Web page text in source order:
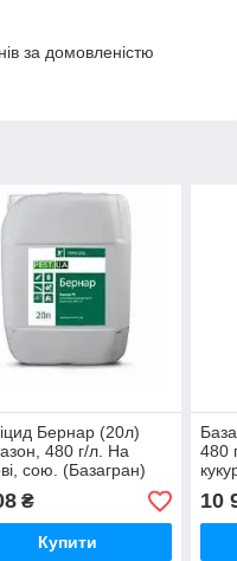
за домовленістю
Бернар (20л)
480 г/л. На
сою. (Базагран)
₴
Купити
480
10